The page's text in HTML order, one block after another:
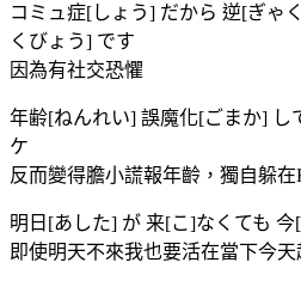
コミュ症[しょう] だから 逆[ぎゃ
くびょう] です
因為有社交恐懼
年齢[ねんれい] 誤魔化[ごまか] し
ケ
反而變得膽小謊報年齡，獨自躲
明日[あした] が 来[こ]なくても
即使明天不來我也要活在當下今天